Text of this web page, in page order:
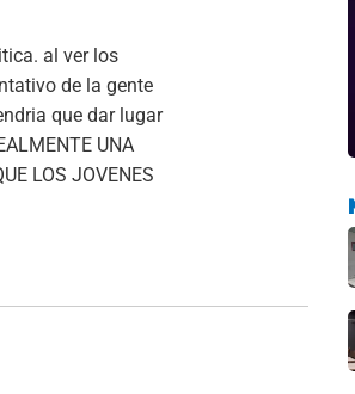
al ver los
de la gente
que dar lugar
UNA
LOS JOVENES